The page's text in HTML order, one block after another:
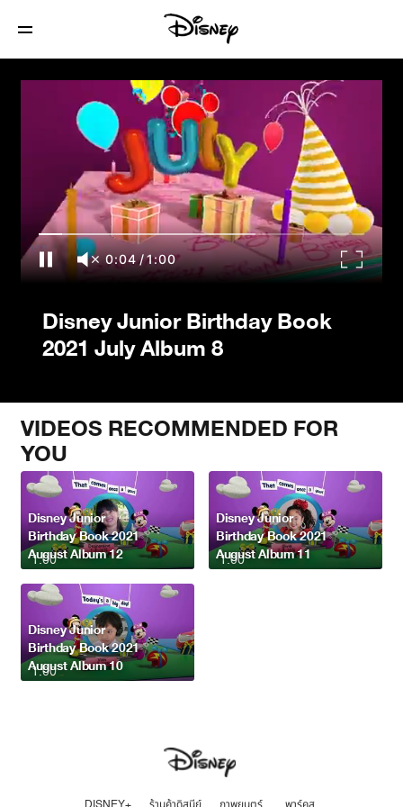
Disney Junior Birthday Book 2021 July
Album 8
0:04/1:00
Disney Junior Birthday Book
2021 July Album 8
VIDEOS RECOMMENDED FOR
YOU
1:00
Disney Junior
Birthday Book 2021
August Album 12
1:00
Disney Junior
Birthday Book 2021
August Album 11
1:00
Disney Junior
Birthday Book 2021
August Album 10